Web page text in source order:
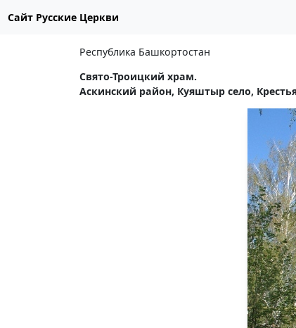
Сайт Русские Церкви
Республика Башкортостан
Свято-Троицкий храм.
Аскинский район, Куяштыр село,